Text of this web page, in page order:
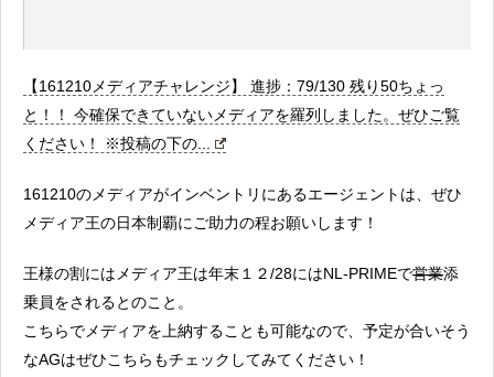
【161210メディアチャレンジ】 進捗：79/130 残り50ちょっ
と！！ 今確保できていないメディアを羅列しました。ぜひご覧
ください！ ※投稿の下の...
161210のメディアがインベントリにあるエージェントは、ぜひ
メディア王の日本制覇にご助力の程お願いします！
王様の割にはメディア王は年末１２/28にはNL-PRIMEで営業添
乗員をされるとのこと。
こちらでメディアを上納することも可能なので、予定が合いそう
なAGはぜひこちらもチェックしてみてください！